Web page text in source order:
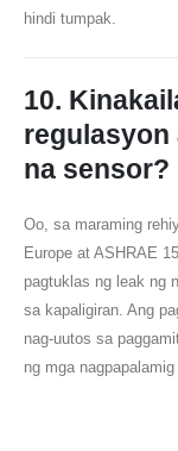
hindi tumpak.
10.
regulasyon
na sensor?
Oo, sa maraming
Europe at ASHRAE
pagtuklas ng leak ng
sa kapaligiran. Ang
nag-uutos sa
ng mga nagpapalamig
WeChat
R454B Sensor
R32 sensor
R410 sensor